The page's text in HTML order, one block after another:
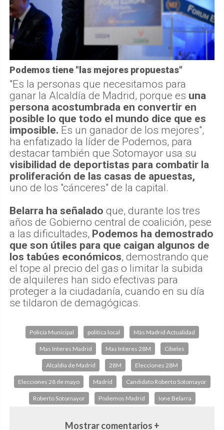
Podemos tiene "las mejores propuestas"
"Es la personas que necesitamos para
ganar la Alcaldía de Madrid, porque es una
persona acostumbrada en convertir en
posible lo que todo el mundo dice que es
imposible. Es un ganador de los mejores",
ha enfatizado la líder de Podemos, para
destacar también que Sotomayor usa su
visibilidad de deportistas para combatir la
proliferación de las casas de apuestas,
uno de los "cánceres" de la capital.
Belarra ha señalado que, durante los tres
años de Gobierno central de coalición, pese
a las dificultades, Podemos ha demostrado
que son útiles para que caigan algunos de
los tabúes económicos, demostrando que
el tope al precio del gas o limitar la subida
de alquileres han sido efectivas para
proteger a la ciudadanía, cuando en su día
se tildaron de demagógicas.
Policía Municipal politica local Más Madrid Actualidad
Mas Interes Madrid Mas Interes 28M Cibeles
Alcaldía de Madrid 28M Elecciones 28M
Elecciones 28 de mayo Madrid Candidato Roberto Sotomayor
Roberto Sotomayor Podemos Madrid Ione Belarra
Mostrar comentarios +